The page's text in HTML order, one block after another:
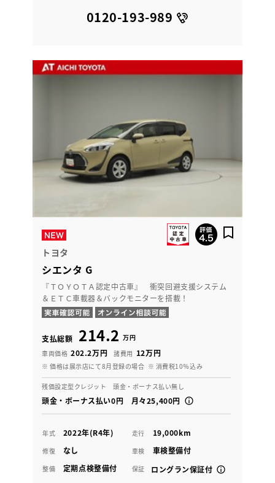
0120-193-989
トヨタ
シエンタ G
『ＴＯＹＯＴＡ認定中古車』 衝突回避支援システム
＆ＥＴＣ車載器＆バックモニターを搭載！
支払総額 214.2 万円
車両価格 202.2万円 諸費用 12万円
※ 価格は展示店にて8月登録の場合 ※ 消費税10％込み
残価設定型クレジット 頭金・ボーナス払い無し
頭金・ボーナス払い0円 月々25,400円
年式 2022年(R4年) 走行 19,000km
修復 なし 車検 車検整備付
整備 定期点検整備付 保証 ロングラン保証付